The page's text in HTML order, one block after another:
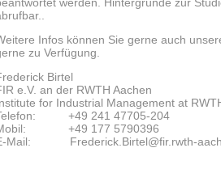
Infos können Sie gerne auch
zu Verfügung.
Birtel
e.V. an der RWTH Aachen
for Industrial Management at
+49 241 47705-204
+49 177 5790396
Mail: Frederick.Birtel@fir.rwth-